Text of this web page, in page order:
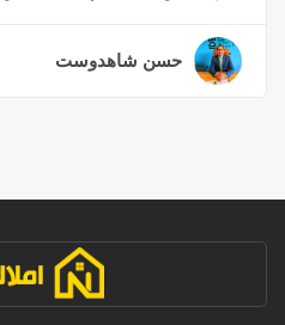
حسن شاهدوست